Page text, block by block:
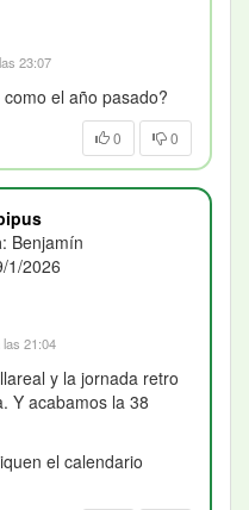
23:07
el año pasado?
0 0
: Benjamín
1/2026
21:04
y la jornada retro
Y acabamos la 38
el calendario